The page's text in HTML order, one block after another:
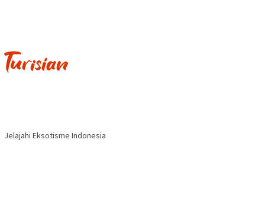
Jelajahi Eksotisme Indonesia